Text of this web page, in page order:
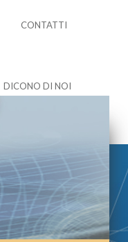
CONTATTI
DICONO DI NOI